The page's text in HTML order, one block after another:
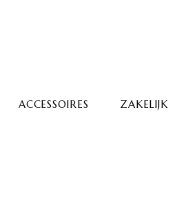
ACCESSOIRES ZAKELIJK